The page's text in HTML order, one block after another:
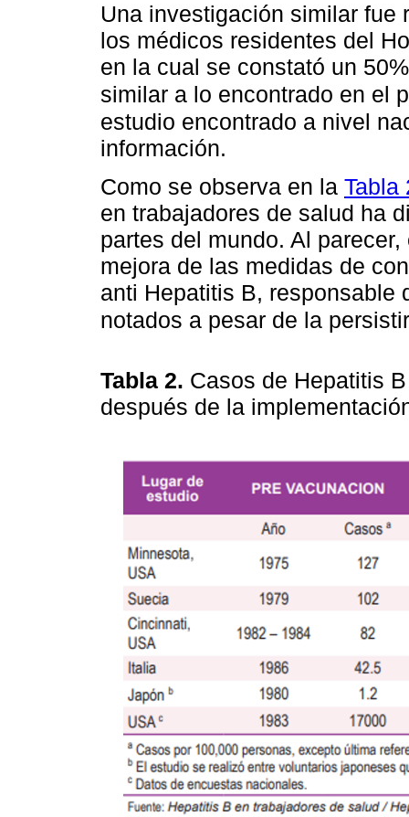
Una investigación similar fue
los médicos residentes del
en la cual se constató un
similar a lo encontrado en el
estudio encontrado a nivel
información.
Como se observa en la Tabla
en trabajadores de salud ha
partes del mundo. Al
mejora de las medidas de
anti Hepatitis B, responsable
notados a pesar de la
Tabla 2. Casos de Hepatitis
después de la